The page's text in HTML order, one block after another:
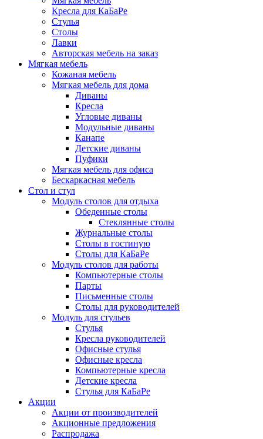
Кресла для КаБаРе
Стулья
Столы
Лавки
Авторская мебель на заказ
Мягкая мебель
Кожаная мебель
Мягкая мебель для дома
Диваны
Кресла
Угловые диваны
Модульные диваны
Канапе
Детские диваны
Пуфики
Мягкая мебель для офиса
Бескаркасная мебель
Стол и стул
Модуль столов для отдыха
Обеденные столы
Стеклянные столы
Журнальные столы
Столы в гостиную
Столы для КаБаРе
Модуль столов для работы
Компьютерные столы
Парты
Письменные столы
Столы для руководителей
Модуль для стульев
Стулья
Кресла руководителей
Офисные стулья
Офисные кресла
Компьютерные кресла
Детские кресла
Стулья для КаБаРе
Акции
Акции от производителей
Акционные предложения
Распродажа